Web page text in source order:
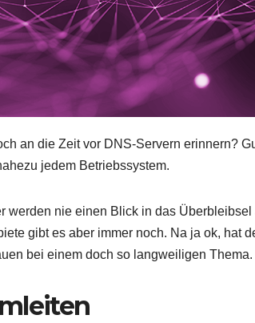
an die Zeit vor DNS-Servern erinnern?
jedem Betriebssystem.
werden nie einen Blick in das
gibt es aber immer noch. Na ja ok, hat
bei einem doch so langweiligen Thema.